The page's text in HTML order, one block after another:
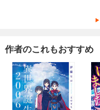
作者のこれもおすすめ